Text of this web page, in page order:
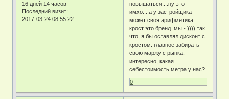
16 дней 14 часов
Последний визит:
2017-03-24 08:55:22
повышаться....ну это
имхо....а у застройщика
может своя арифметика.
крост это бренд. мы - )))) так
что, я бы оставлял дисконт с
кростом. главное забирать
свою маржу с рынка.
интересно, какая
себестоимость метра у нас?
0